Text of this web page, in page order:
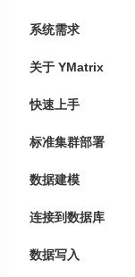
系统需求
关于 YMatrix
快速上手
标准集群部署
数据建模
连接到数据库
数据写入